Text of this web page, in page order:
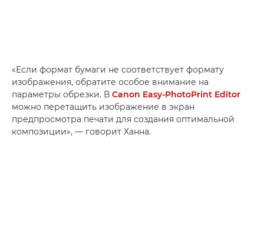
«Если формат бумаги не соответствует формату
изображения, обратите особое внимание на
параметры обрезки. В Canon Easy-PhotoPrint Editor
можно перетащить изображение в экран
предпросмотра печати для создания оптимальной
композиции», — говорит Ханна.